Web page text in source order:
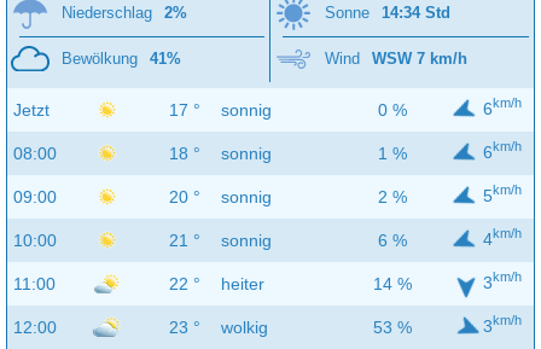
Niederschlag 2%
Bewölkung 41%
Sonne 14:34 Std
Wind WSW 7 km/h
Jetzt 17 ° sonnig 0 % 6km/h
08:00 18 ° sonnig 1 % 6km/h
09:00 20 ° sonnig 2 % 5km/h
10:00 21 ° sonnig 6 % 4km/h
11:00 22 ° heiter 14 % 3km/h
12:00 23 ° wolkig 53 % 3km/h